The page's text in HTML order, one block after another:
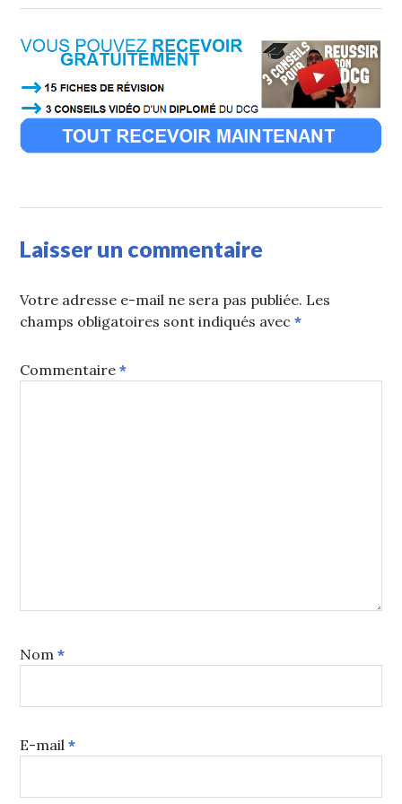
Laisser un commentaire
Votre adresse e-mail ne sera pas publiée. Les
champs obligatoires sont indiqués avec*
Commentaire*
Nom*
E-mail*